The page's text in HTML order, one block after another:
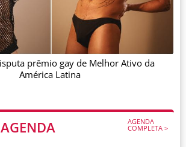
prêmio gay de Melhor Ativo da
América Latina
AGENDA AGENDA
COMPLETA >